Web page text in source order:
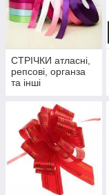
СТРІЧКИ атласні,
репсові, органза
та інші